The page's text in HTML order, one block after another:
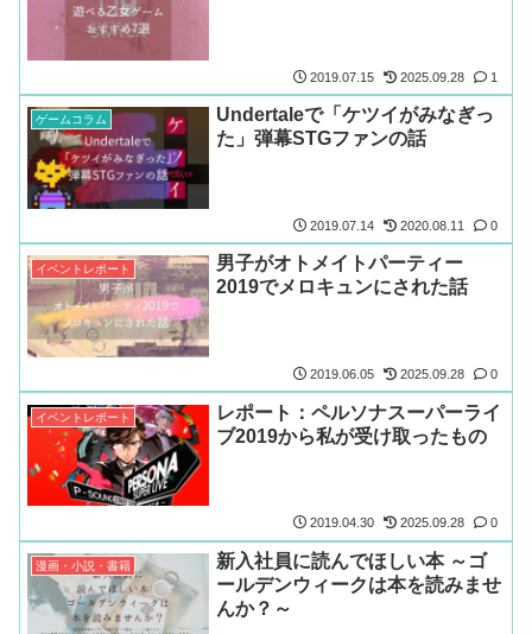
2019.07.15 2025.09.28 1
ゲームコラム
Undertaleで「ケツイがみなぎっ
た」弾幕STGファンの話
2019.07.14 2020.08.11 0
イベントレポート
男子がオトメイトパーティー
2019でメロキュンにされた話
2019.06.05 2025.09.28 0
イベントレポート
レポート：ペルソナスーパーライ
ブ2019から私が受け取ったもの
2019.04.30 2025.09.28 0
漫画・小説・書籍
新入社員に読んでほしい本 ～ゴ
ールデンウィークは本を読みませ
んか？～